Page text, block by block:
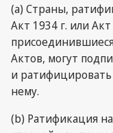
(a) Страны,
Акт 1934 г. или
Актов, могут
и ратифицировать
нему.
(b) Ратификация